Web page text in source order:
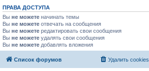
ПРАВА ДОСТУПА
Вы не можете начинать темы
Вы не можете отвечать на сообщения
Вы не можете редактировать свои сообщения
Вы не можете удалять свои сообщения
Вы не можете добавлять вложения
Список форумов Удалить cookies